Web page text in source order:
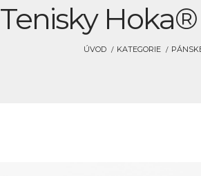
Tenisky
ÚVOD KATEGORIE